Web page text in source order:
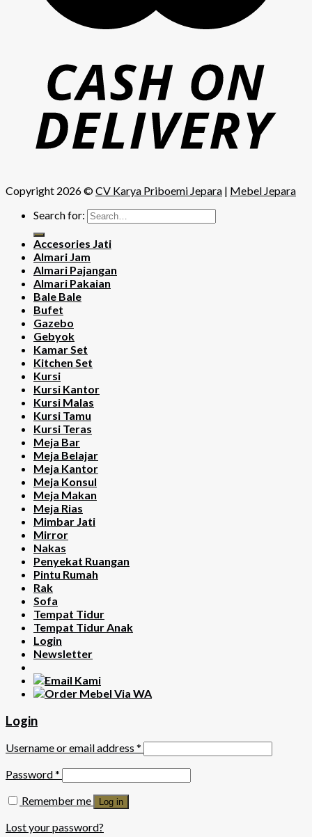
Copyright 2026 ©CV Karya Priboemi Jepara | Mebel Jepara
Search for:
Accesories Jati
Almari Jam
Almari Pajangan
Almari Pakaian
Bale Bale
Bufet
Gazebo
Gebyok
Kamar Set
Kitchen Set
Kursi
Kursi Kantor
Kursi Malas
Kursi Tamu
Kursi Teras
Meja Bar
Meja Belajar
Meja Kantor
Meja Konsul
Meja Makan
Meja Rias
Mimbar Jati
Mirror
Nakas
Penyekat Ruangan
Pintu Rumah
Rak
Sofa
Tempat Tidur
Tempat Tidur Anak
Login
Newsletter
Login
Username or email address *
Password*
Remember me
Log in
Lost your password?